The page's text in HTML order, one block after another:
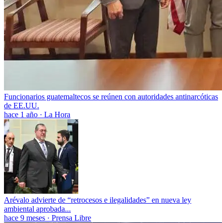
Funcionarios guatemaltecos se reúnen con autoridades antinarcóticas
de EE.UU.
hace 1 año · La Hora
Arévalo advierte de “retrocesos e ilegalidades” en nueva ley
ambiental aprobada...
hace 9 meses · Prensa Libre